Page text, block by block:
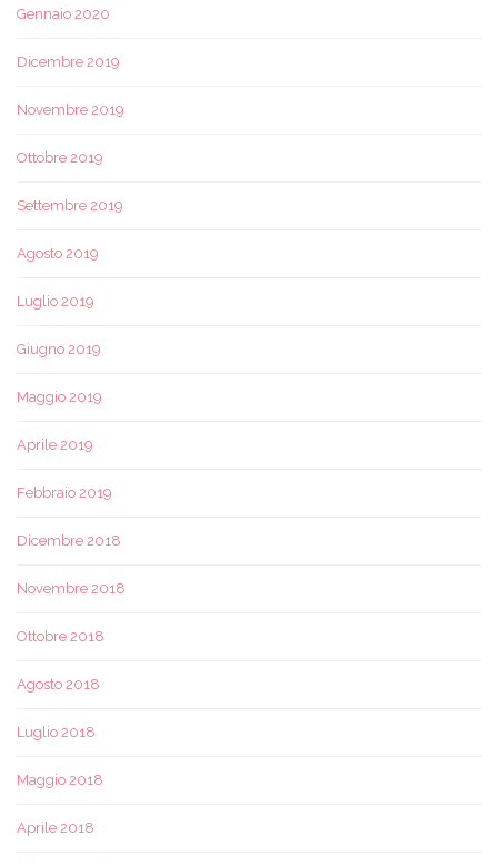
Gennaio 2020
Dicembre 2019
Novembre 2019
Ottobre 2019
Settembre 2019
Agosto 2019
Luglio 2019
Giugno 2019
Maggio 2019
Aprile 2019
Febbraio 2019
Dicembre 2018
Novembre 2018
Ottobre 2018
Agosto 2018
Luglio 2018
Maggio 2018
Aprile 2018